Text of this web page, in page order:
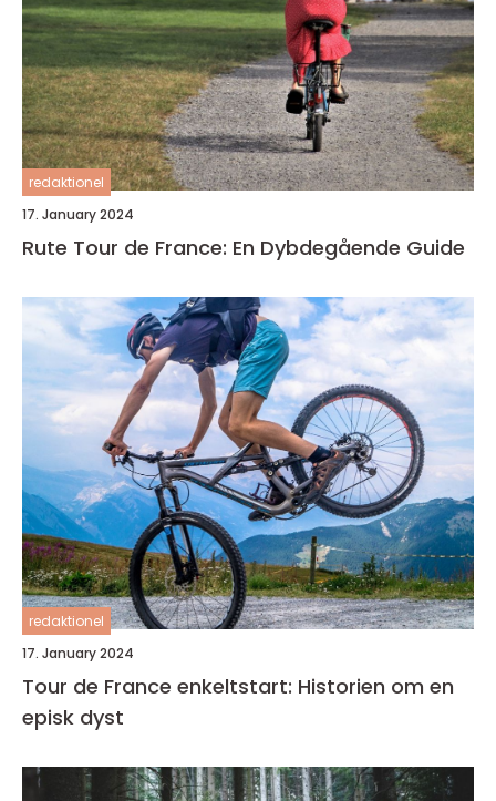
redaktionel
17. January 2024
Rute Tour de France: En Dybdegående Guide
redaktionel
17. January 2024
Tour de France enkeltstart: Historien om en
episk dyst